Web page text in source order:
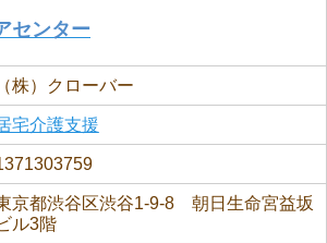
センター
（株）クローバー
宅介護支援
京都渋谷区渋谷1-9-8 朝日生命宮益坂
ル3階